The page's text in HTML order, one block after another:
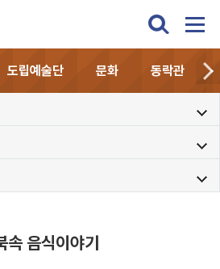
도립예술단 문화 동락관
속 음식이야기